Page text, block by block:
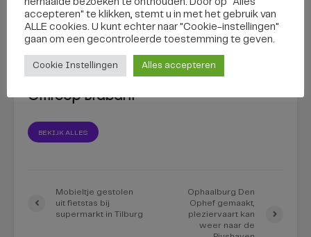
Omroep Brabant
BEKIJK ALLES
Mobieltje gestolen
uit fietstas bij
supermarkt in Tilburg
Ophaalburg Den
Ophef gemaakt,
pleziervaart kan
weer naar de
herhaalde bezoeken te onthouden. Door op "Alles
accepteren" te klikken, stemt u in met het gebruik van
ALLE cookies. U kunt echter naar "Cookie-instellingen"
gaan om een ​​gecontroleerde toestemming te geven.
Cookie Instellingen Alles accepteren